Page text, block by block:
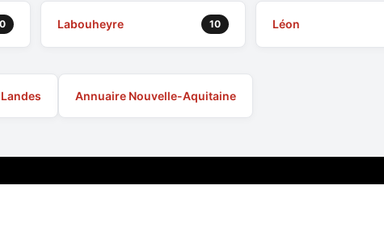
Labouheyre 10 Léon
Annuaire Nouvelle-Aquitaine